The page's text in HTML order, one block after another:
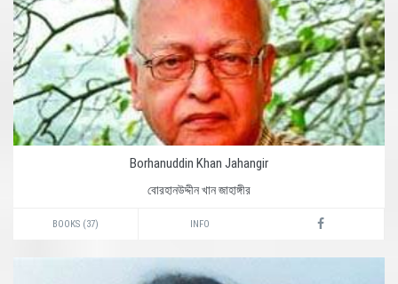
Borhanuddin Khan Jahangir
বোরহানউদ্দীন খান জাহাঙ্গীর
BOOKS (37) INFO